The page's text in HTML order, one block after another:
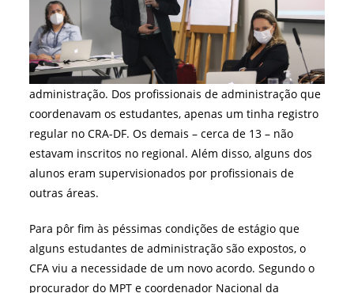
administração. Dos profissionais de administração que
coordenavam os estudantes, apenas um tinha registro
regular no CRA-DF. Os demais – cerca de 13 – não
estavam inscritos no regional. Além disso, alguns dos
alunos eram supervisionados por profissionais de
outras áreas.
Para pôr fim às péssimas condições de estágio que
alguns estudantes de administração são expostos, o
CFA viu a necessidade de um novo acordo. Segundo o
procurador do MPT e coordenador Nacional da